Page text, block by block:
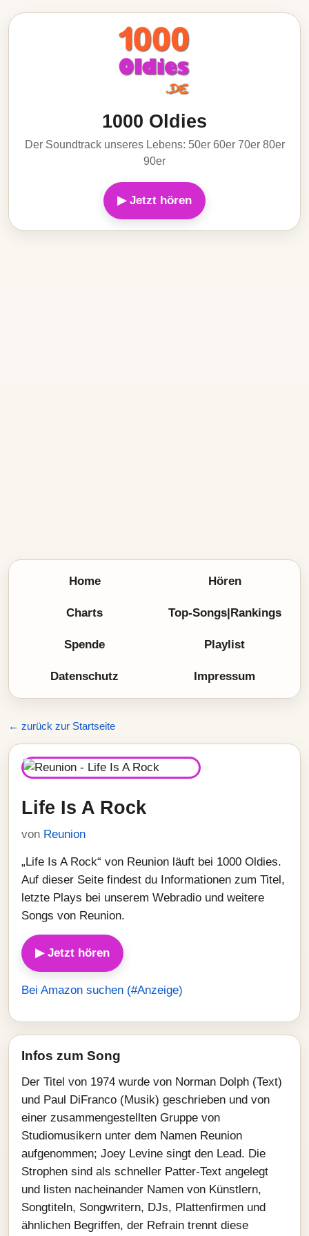
1000 Oldies
Der Soundtrack unseres Lebens: 50er 60er 70er 80er
90er
▶ Jetzt hören
Home Hören
Charts Top-Songs|Rankings
Spende Playlist
Datenschutz Impressum
← zurück zur Startseite
Life Is A Rock
von Reunion
„Life Is A Rock“ von Reunion läuft bei 1000 Oldies.
Auf dieser Seite findest du Informationen zum Titel,
letzte Plays bei unserem Webradio und weitere
Songs von Reunion.
▶ Jetzt hören
Bei Amazon suchen (#Anzeige)
Infos zum Song
Der Titel von 1974 wurde von Norman Dolph (Text)
und Paul DiFranco (Musik) geschrieben und von
einer zusammengestellten Gruppe von
Studiomusikern unter dem Namen Reunion
aufgenommen; Joey Levine singt den Lead. Die
Strophen sind als schneller Patter-Text angelegt
und listen nacheinander Namen von Künstlern,
Songtiteln, Songwritern, DJs, Plattenfirmen und
ähnlichen Begriffen, der Refrain trennt diese